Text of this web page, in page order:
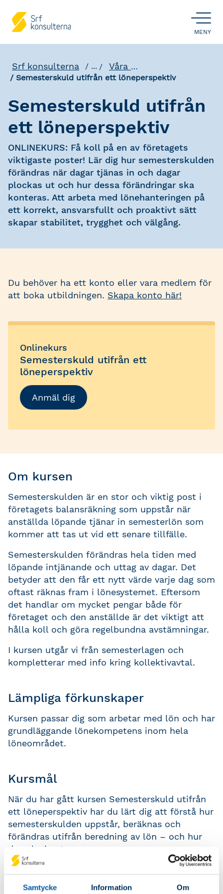
Samtycke Information Om
ÖPPNA
MENY
Srf konsulterna ... Våra utbildningar
Semesterskuld utifrån ett löneperspektiv
Semesterskuld utifrån
ett löneperspektiv
ONLINEKURS: Få koll på en av företagets
viktigaste poster! Lär dig hur semesterskulden
förändras när dagar tjänas in och dagar
plockas ut och hur dessa förändringar ska
konteras. Att arbeta med lönehanteringen på
ett korrekt, ansvarsfullt och proaktivt sätt
skapar stabilitet, trygghet och välgång.
Du behöver ha ett konto eller vara medlem för
att boka utbildningen. Skapa konto här!
Onlinekurs
Semesterskuld utifrån ett
löneperspektiv
Anmäl dig
Om kursen
Semesterskulden är en stor och viktig post i
företagets balansräkning som uppstår när
anställda löpande tjänar in semesterlön som
kommer att tas ut vid ett senare tillfälle.
Semesterskulden förändras hela tiden med
löpande intjänande och uttag av dagar. Det
betyder att den får ett nytt värde varje dag som
oftast räknas fram i lönesystemet. Eftersom
det handlar om mycket pengar både för
företaget och den anställde är det viktigt att
hålla koll och göra regelbundna avstämningar.
I kursen utgår vi från semesterlagen och
kompletterar med info kring kollektivavtal.
Lämpliga förkunskaper
Kursen passar dig som arbetar med lön och har
grundläggande lönekompetens inom hela
löneområdet.
Kursmål
När du har gått kursen Semesterskuld utifrån
ett löneperspektiv har du lärt dig att förstå hur
semesterskulden uppstår, beräknas och
förändras utifrån beredning av lön – och hur
den ska konteras.
Kursinnehåll